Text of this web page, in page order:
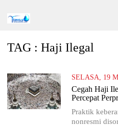
TAG : Haji Ilegal
SELASA, 19
Cegah Haji
Percepat
Praktik
nonresmi